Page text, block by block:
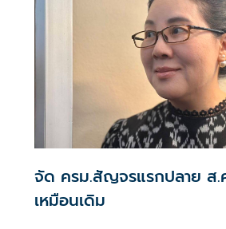
จัด ครม.สัญจรแรกปลาย ส.
เหมือนเดิม